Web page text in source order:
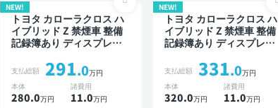
NEW!
トヨタ カローラクロス ハ
イブリッド Z 禁煙車 整備
記録簿あり ディスプレイ
り TV ブラインドスポット
モニター オートクルーズ
スマートキー ETC 電動バ
ックドア バックモニター
支払総額 291.0万円
本体
280.0万円
諸費用
11.0万円
NEW!
トヨタ カローラクロス ハ
イブリッド Z 禁煙車 整備
記録簿あり ディスプレイ
り TV ブラインドスポット
モニター オートクルーズ
スマートキー 電動バック
ドア バックモニター 全方
支払総額 331.0万円
本体
320.0万円
諸費用
11.0万円